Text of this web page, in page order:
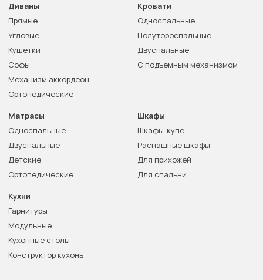
Диваны
Прямые
Угловые
Кушетки
Софы
Механизм аккордеон
Ортопедические
Кровати
Односпальные
Полутороспальные
Двуспальные
С подъемным механизмом
Матрасы
Односпальные
Двуспальные
Детские
Ортопедические
Шкафы
Шкафы-купе
Распашные шкафы
Для прихожей
Для спальни
Кухни
Гарнитуры
Модульные
Кухонные столы
Конструктор кухонь